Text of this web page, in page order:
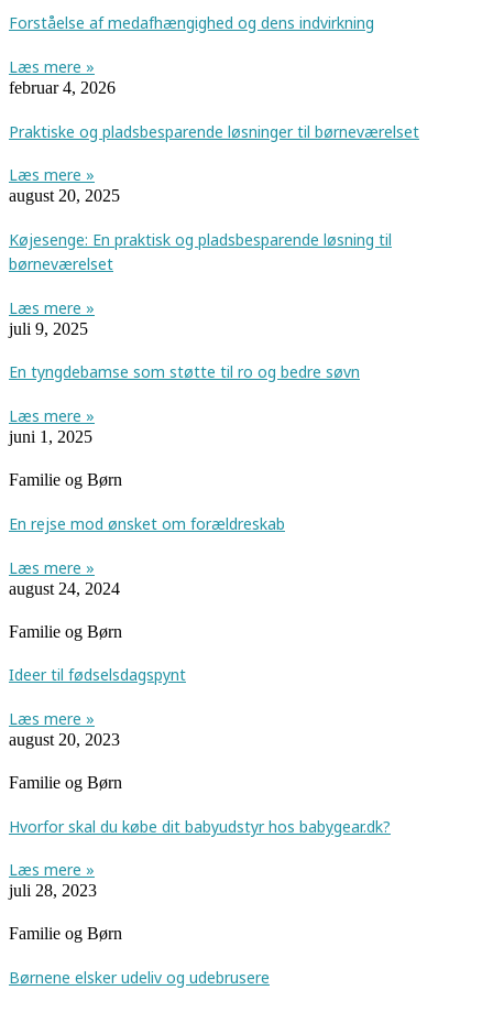
Forståelse af medafhængighed og dens indvirkning
Læs mere »
februar 4, 2026
Praktiske og pladsbesparende løsninger til børneværelset
Læs mere »
august 20, 2025
Køjesenge: En praktisk og pladsbesparende løsning til
børneværelset
Læs mere »
juli 9, 2025
En tyngdebamse som støtte til ro og bedre søvn
Læs mere »
juni 1, 2025
Familie og Børn
En rejse mod ønsket om forældreskab
Læs mere »
august 24, 2024
Familie og Børn
Ideer til fødselsdagspynt
Læs mere »
august 20, 2023
Familie og Børn
Hvorfor skal du købe dit babyudstyr hos babygear.dk?
Læs mere »
juli 28, 2023
Familie og Børn
Børnene elsker udeliv og udebrusere